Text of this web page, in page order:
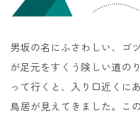
男坂の名にふさわしい、ゴ
が足元をすくう険しい道の
って行くと、入り口近くに
鳥居が見えてきました。こ